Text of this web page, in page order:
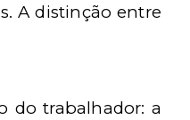
A distinção entre
do trabalhador: a